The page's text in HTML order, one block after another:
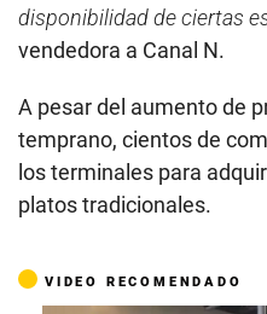
disponibilidad de ciertas
vendedora a Canal N.
A pesar del aumento de
temprano, cientos de
los terminales para
platos tradicionales.
VIDEO RECOMENDADO